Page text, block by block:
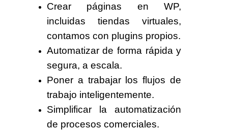
Crear páginas en WP,
incluidas tiendas virtuales,
contamos con plugins propios.
Automatizar de forma rápida y
segura, a escala.
Poner a trabajar los flujos de
trabajo inteligentemente.
Simplificar la automatización
de procesos comerciales.